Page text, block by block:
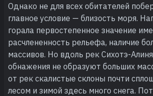
Однако не для всех обитателей
главное условие — близость моря.
горала первостепенное значение
расчлененность рельефа, наличие
массивов. Но вдоль рек Сихотэ-
обнажения не образуют больших
от рек скалистые склоны почти
лесом и зимой здесь много снега.